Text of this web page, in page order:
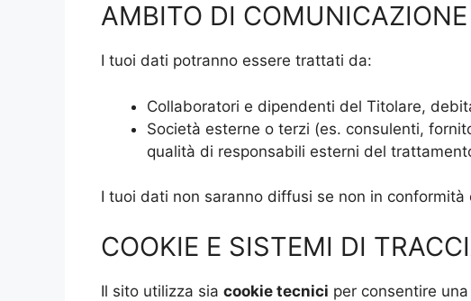
AMBITO DI COMUNICAZIONE
I tuoi dati potranno essere trattati da:
Collaboratori e dipendenti del Titolare,
Società esterne o terzi (es. consulenti,
qualità di responsabili esterni del
I tuoi dati non saranno diffusi se non in
COOKIE E SISTEMI DI
Il sito utilizza sia cookie tecnici per consentire